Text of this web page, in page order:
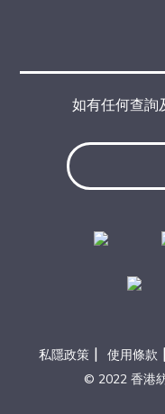
如有任何查詢
私隱政策 | 使用條款 |
© 2022 香港